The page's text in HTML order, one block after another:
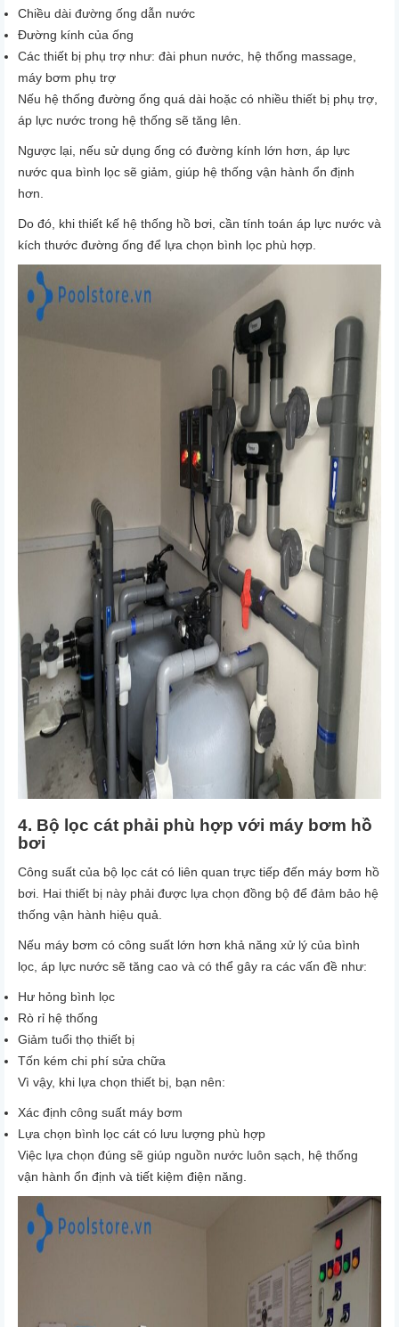
Chiều dài đường ống dẫn nước
Đường kính của ống
Các thiết bị phụ trợ như: đài phun nước, hệ thống massage,
máy bơm phụ trợ
Nếu hệ thống đường ống quá dài hoặc có nhiều thiết bị phụ trợ,
áp lực nước trong hệ thống sẽ tăng lên.
Ngược lại, nếu sử dụng ống có đường kính lớn hơn , áp lực
nước qua bình lọc sẽ giảm, giúp hệ thống vận hành ổn định
hơn.
Do đó, khi thiết kế hệ thống hồ bơi, cần tính toán áp lực nước và
kích thước đường ống để lựa chọn bình lọc phù hợp.
4. Bộ lọc cát phải phù hợp với máy bơm hồ
bơi
Công suất của bộ lọc cát có liên quan trực tiếp đến máy bơm hồ
bơi . Hai thiết bị này phải được lựa chọn đồng bộ để đảm bảo hệ
thống vận hành hiệu quả.
Nếu máy bơm có công suất lớn hơn khả năng xử lý của bình
lọc, áp lực nước sẽ tăng cao và có thể gây ra các vấn đề như:
Hư hỏng bình lọc
Rò rỉ hệ thống
Giảm tuổi thọ thiết bị
Tốn kém chi phí sửa chữa
Vì vậy, khi lựa chọn thiết bị, bạn nên:
Xác định công suất máy bơm
Lựa chọn bình lọc cát có lưu lượng phù hợp
Việc lựa chọn đúng sẽ giúp nguồn nước luôn sạch, hệ thống
vận hành ổn định và tiết kiệm điện năng